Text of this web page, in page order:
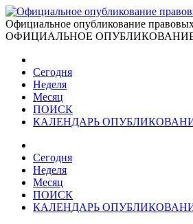
Официальное опубликование
ОФИЦИАЛЬНОЕ
Сегодня
Неделя
Месяц
ПОИСК
КАЛЕНДАРЬ
Сегодня
Неделя
Месяц
ПОИСК
КАЛЕНДАРЬ